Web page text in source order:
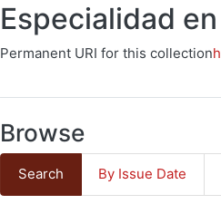
Especialidad
Permanent URI for this collection
Browse
Search By Issue Date